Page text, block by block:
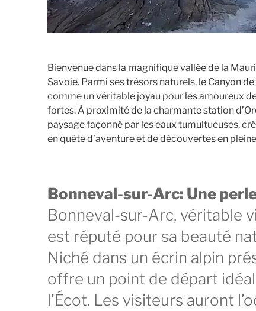
Bienvenue dans la magnifique vallée de la
Savoie. Parmi ses trésors naturels, le Canyon
comme un véritable joyau pour les amoureux
fortes. À proximité de la charmante station
paysage façonné par les eaux tumultueuses,
en quête d’aventure et de découvertes en
Bonneval-sur-Arc: Une
Bonneval-sur-Arc, véritable
est réputé pour sa beauté
Niché dans un écrin alpin
offre un point de départ
l’Écot. Les visiteurs auront